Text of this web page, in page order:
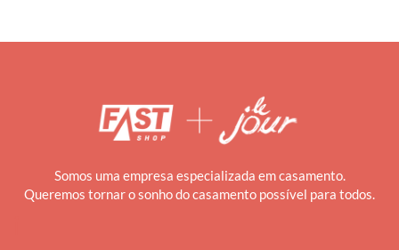
Somos uma empresa especializada em casamento.
Queremos tornar o sonho do casamento possível para todos.